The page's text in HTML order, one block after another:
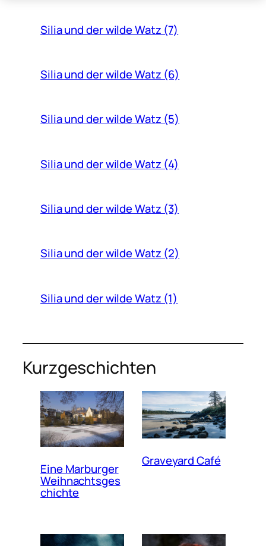
Silia und der wilde Watz (7)
Silia und der wilde Watz (6)
Silia und der wilde Watz (5)
Silia und der wilde Watz (4)
Silia und der wilde Watz (3)
Silia und der wilde Watz (2)
Silia und der wilde Watz (1)
Kurzgeschichten
Eine Marburger
Weihnachtsges
chichte
Graveyard Café